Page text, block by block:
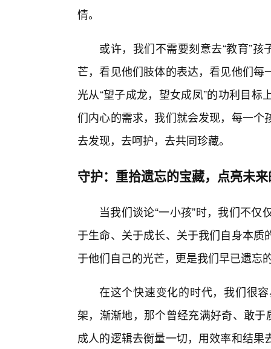
情。
或许，我们不需要刻意去“教育”
芒，看见他们肢体的表达，看见他们
光从“望子成龙，望女成凤”的功利目
们内心的需求，我们就会发现，每一
去发现，去呵护，去共同珍藏。
守护：重拾遗忘的宝藏，点亮未
当我们谈论“一小孩”时，我们不
于生命、关于成长、关于我们自身本
于他们自己的光芒，更是我们早已遗忘
在这个快速变化的时代，我们很
架，渐渐地，那个曾经充满好奇、敢
成人的逻辑去衡量一切，用效率和结